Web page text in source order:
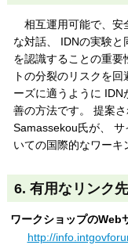
相互運用可能で、安
な対話、 IDNの実験と
を認識することの重要
トの分裂のリスクを
ーズに適うように
善の方法です。 提案
Samassekou氏が、
いての国際的なワーキ
6. 有用なリンク先
ワークショップのWeb
http://